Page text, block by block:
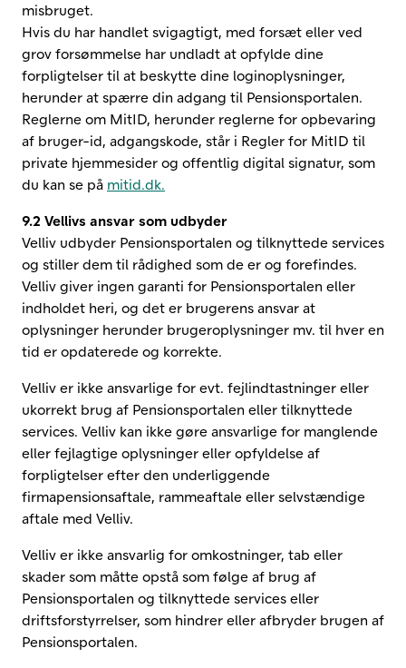
misbruget.
Hvis du har handlet svigagtigt, med forsæt eller ved
grov forsømmelse har undladt at opfylde dine
forpligtelser til at beskytte dine loginoplysninger,
herunder at spærre din adgang til Pensionsportalen.
Reglerne om MitID, herunder reglerne for opbevaring
af bruger-id, adgangskode, står i Regler for MitID til
private hjemmesider og offentlig digital signatur, som
du kan se på mitid.dk.
9.2 Vellivs ansvar som udbyder
Velliv udbyder Pensionsportalen og tilknyttede services
og stiller dem til rådighed som de er og forefindes.
Velliv giver ingen garanti for Pensionsportalen eller
indholdet heri, og det er brugerens ansvar at
oplysninger herunder brugeroplysninger mv. til hver en
tid er opdaterede og korrekte.
Velliv er ikke ansvarlige for evt. fejlindtastninger eller
ukorrekt brug af Pensionsportalen eller tilknyttede
services. Velliv kan ikke gøre ansvarlige for manglende
eller fejlagtige oplysninger eller opfyldelse af
forpligtelser efter den underliggende
firmapensionsaftale, rammeaftale eller selvstændige
aftale med Velliv.
Velliv er ikke ansvarlig for omkostninger, tab eller
skader som måtte opstå som følge af brug af
Pensionsportalen og tilknyttede services eller
driftsforstyrrelser, som hindrer eller afbryder brugen af
Pensionsportalen.